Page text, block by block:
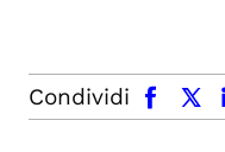
Condividi
facebook x.com linkedin